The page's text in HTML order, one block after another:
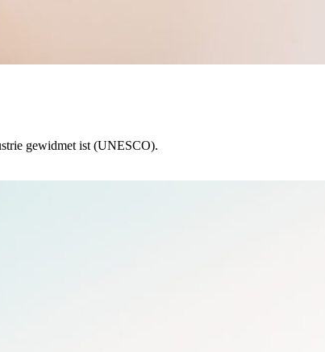
gewidmet ist (UNESCO).